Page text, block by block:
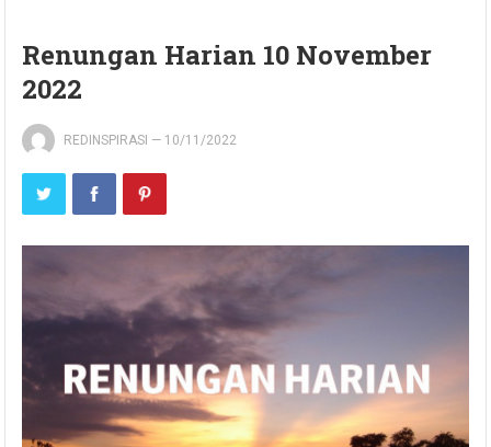
Renungan Harian 10 November
2022
REDINSPIRASI — 10/11/2022